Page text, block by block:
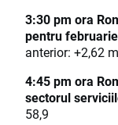
3:30 pm ora
pentru
anterior: +2,62
4:45 pm ora
sectorul
58,9